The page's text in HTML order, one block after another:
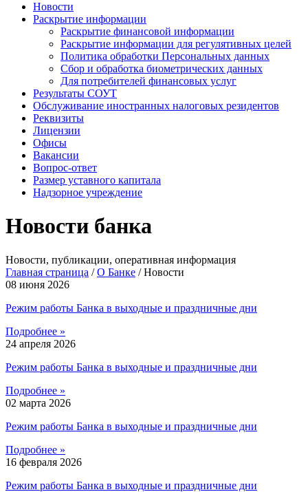
Новости
Раскрытие информации
Раскрытие финансовой информации
Раскрытие информации для регулятивных целей
Политика обработки Персональных данных
Сбор и обработка биометрических данных
Для потребителей финансовых услуг
Результаты СОУТ
Обслуживание иностранных налоговых резидентов
Реквизиты
Лицензии
Офисы
Вакансии
Вопрос-ответ
Размер уставного капитала
Надзорное учреждение
Новости банка
Новости, публикации, оперативная информация
Главная страница /О Банке /Новости
08 июня 2026
Режим работы Банка в выходные и праздничные дни
Подробнее »
24 апреля 2026
Режим работы Банка в выходные и праздничные дни
Подробнее »
02 марта 2026
Режим работы Банка в выходные и праздничные дни
Подробнее »
16 февраля 2026
Режим работы Банка в выходные и праздничные дни